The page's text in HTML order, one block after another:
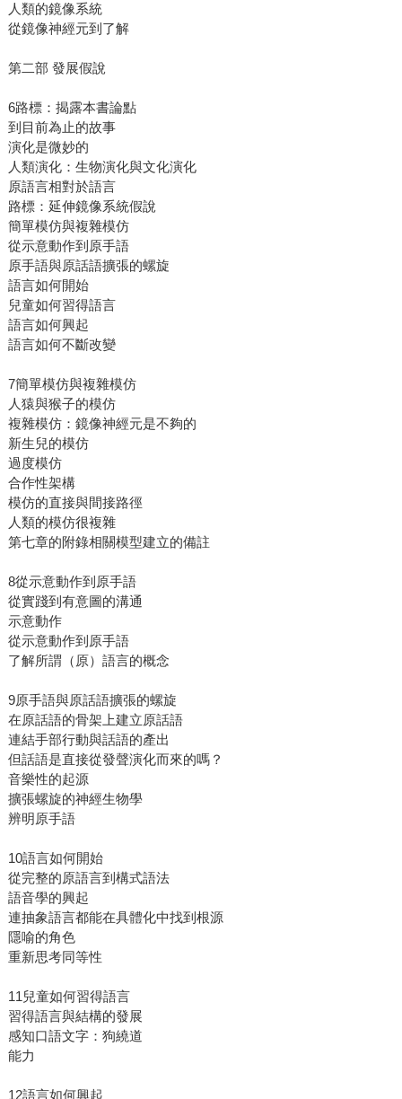
人類的鏡像系統
從鏡像神經元到了解
第二部 發展假說
6路標：揭露本書論點
到目前為止的故事
演化是微妙的
人類演化：生物演化與文化演化
原語言相對於語言
路標：延伸鏡像系統假說
簡單模仿與複雜模仿
從示意動作到原手語
原手語與原話語擴張的螺旋
語言如何開始
兒童如何習得語言
語言如何興起
語言如何不斷改變
7簡單模仿與複雜模仿
人猿與猴子的模仿
複雜模仿：鏡像神經元是不夠的
新生兒的模仿
過度模仿
合作性架構
模仿的直接與間接路徑
人類的模仿很複雜
第七章的附錄相關模型建立的備註
8從示意動作到原手語
從實踐到有意圖的溝通
示意動作
從示意動作到原手語
了解所謂（原）語言的概念
9原手語與原話語擴張的螺旋
在原話語的骨架上建立原話語
連結手部行動與話語的產出
但話語是直接從發聲演化而來的嗎？
音樂性的起源
擴張螺旋的神經生物學
辨明原手語
10語言如何開始
從完整的原語言到構式語法
語音學的興起
連抽象語言都能在具體化中找到根源
隱喻的角色
重新思考同等性
11兒童如何習得語言
習得語言與結構的發展
感知口語文字：狗繞道
能力
12語言如何興起